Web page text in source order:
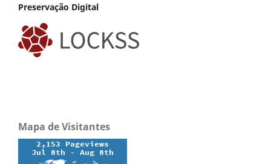
Preservação Digital
Mapa de Visitantes